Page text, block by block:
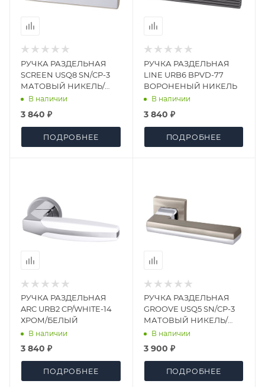
РУЧКА РАЗДЕЛЬНАЯ
SCREEN USQ8 SN/CP-3
МАТОВЫЙ НИКЕЛЬ/
ХРОМ
В наличии
3 840 ₽
ПОДРОБНЕЕ
РУЧКА РАЗДЕЛЬНАЯ
LINE URB6 BPVD-77
ВОРОНЕНЫЙ НИКЕЛЬ
В наличии
3 840 ₽
ПОДРОБНЕЕ
РУЧКА РАЗДЕЛЬНАЯ
ARC URB2 CP/WHITE-14
ХРОМ/БЕЛЫЙ
В наличии
3 840 ₽
ПОДРОБНЕЕ
РУЧКА РАЗДЕЛЬНАЯ
GROOVE USQ5 SN/СР-3
МАТОВЫЙ НИКЕЛЬ/
ХРОМ
В наличии
3 900 ₽
ПОДРОБНЕЕ